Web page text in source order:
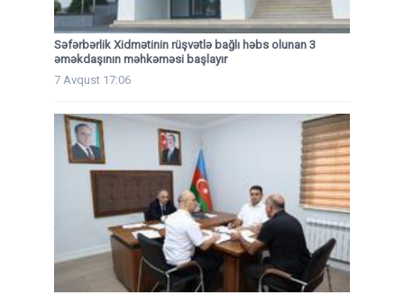
Səfərbərlik Xidmətinin rüşvətlə bağlı həbs olunan 3
əməkdaşının məhkəməsi başlayır
7 Avqust 17:06